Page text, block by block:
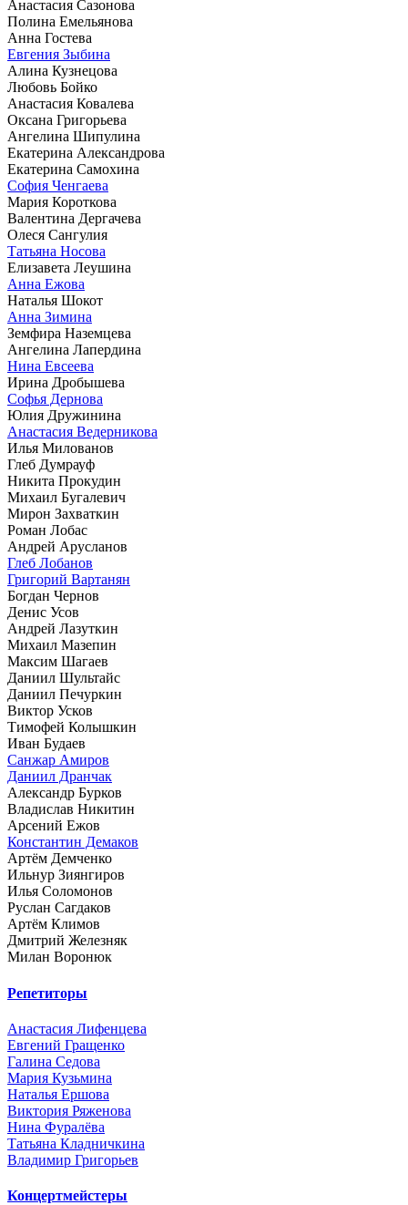
Анастасия Сазонова
Полина Емельянова
Анна Гостева
Евгения Зыбина
Алина Кузнецова
Любовь Бойко
Анастасия Ковалева
Оксана Григорьева
Ангелина Шипулина
Екатерина Александрова
Екатерина Самохина
София Ченгаева
Мария Короткова
Валентина Дергачева
Олеся Сангулия
Татьяна Носова
Елизавета Леушина
Анна Ежова
Наталья Шокот
Анна Зимина
Земфира Наземцева
Ангелина Лапердина
Нина Евсеева
Ирина Дробышева
Софья Дернова
Юлия Дружинина
Анастасия Ведерникова
Илья Милованов
Глеб Думрауф
Никита Прокудин
Михаил Бугалевич
Мирон Захваткин
Роман Лобас
Андрей Арусланов
Глеб Лобанов
Григорий Вартанян
Богдан Чернов
Денис Усов
Андрей Лазуткин
Михаил Мазепин
Максим Шагаев
Даниил Шультайс
Даниил Печуркин
Виктор Усков
Тимофей Колышкин
Иван Будаев
Санжар Амиров
Даниил Дранчак
Александр Бурков
Владислав Никитин
Арсений Ежов
Константин Демаков
Артём Демченко
Ильнур Зиянгиров
Илья Соломонов
Руслан Сагдаков
Артём Климов
Дмитрий Железняк
Милан Воронюк
Репетиторы
Анастасия Лифенцева
Евгений Гращенко
Галина Седова
Мария Кузьмина
Наталья Ершова
Виктория Ряженова
Нина Фуралёва
Татьяна Кладничкина
Владимир Григорьев
Концертмейстеры